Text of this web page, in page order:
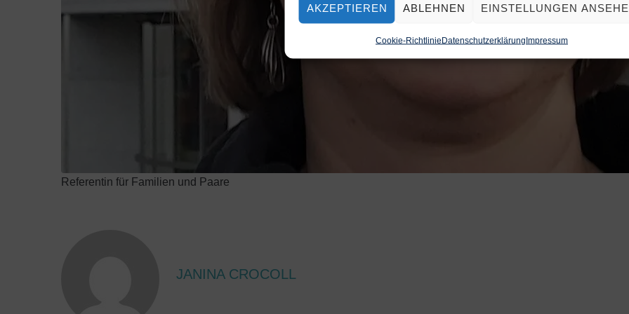
AKZEPTIEREN ABLEHNEN EINSTELLUNGEN
Cookie-RichtlinieDatenschutzerklärungImpressum
Referentin für Familien und Paare
JANINA CROCOLL